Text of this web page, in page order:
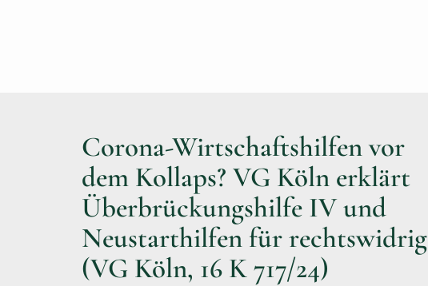
Corona-Wirtschaftshilfen vor
dem Kollaps? VG Köln erklärt
Überbrückungshilfe IV und
Neustarthilfen für rechtswidrig
(VG Köln, 16 K 717/24)